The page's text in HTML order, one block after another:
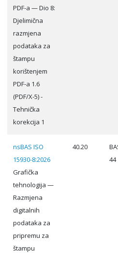
PDF-a — Dio 8:
Djelimična
razmjena
podataka za
štampu
korištenjem
PDF-a 1.6
(PDF/X-5) -
Tehnička
korekcija 1
nsBAS ISO
15930-8:2026
Grafička
tehnologija —
Razmjena
digitalnih
podataka za
pripremu za
štampu
40.20
44